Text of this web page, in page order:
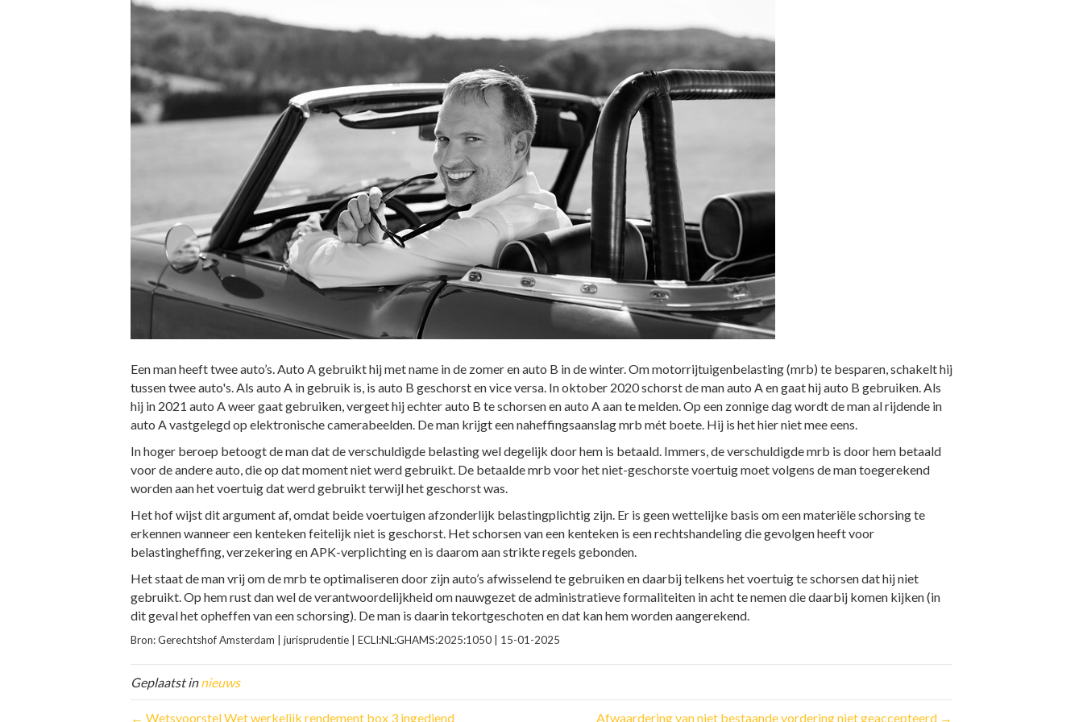
Een man heeft twee auto’s. Auto A gebruikt hij met name in de zomer en auto B in de winter. Om motorrijtuigenbelasting (mrb) te besparen, schakelt hij
tussen twee auto's. Als auto A in gebruik is, is auto B geschorst en vice versa. In oktober 2020 schorst de man auto A en gaat hij auto B gebruiken. Als
hij in 2021 auto A weer gaat gebruiken, vergeet hij echter auto B te schorsen en auto A aan te melden. Op een zonnige dag wordt de man al rijdende in
auto A vastgelegd op elektronische camerabeelden. De man krijgt een naheffingsaanslag mrb mét boete. Hij is het hier niet mee eens.
In hoger beroep betoogt de man dat de verschuldigde belasting wel degelijk door hem is betaald. Immers, de verschuldigde mrb is door hem betaald
voor de andere auto, die op dat moment niet werd gebruikt. De betaalde mrb voor het niet-geschorste voertuig moet volgens de man toegerekend
worden aan het voertuig dat werd gebruikt terwijl het geschorst was.
Het hof wijst dit argument af, omdat beide voertuigen afzonderlijk belastingplichtig zijn. Er is geen wettelijke basis om een materiële schorsing te
erkennen wanneer een kenteken feitelijk niet is geschorst. Het schorsen van een kenteken is een rechtshandeling die gevolgen heeft voor
belastingheffing, verzekering en APK-verplichting en is daarom aan strikte regels gebonden.
Het staat de man vrij om de mrb te optimaliseren door zijn auto’s afwisselend te gebruiken en daarbij telkens het voertuig te schorsen dat hij niet
gebruikt. Op hem rust dan wel de verantwoordelijkheid om nauwgezet de administratieve formaliteiten in acht te nemen die daarbij komen kijken (in
dit geval het opheffen van een schorsing). De man is daarin tekortgeschoten en dat kan hem worden aangerekend.
Bron: Gerechtshof Amsterdam | jurisprudentie | ECLI:NL:GHAMS:2025:1050 | 15-01-2025
Geplaatst innieuws
← Wetsvoorstel Wet werkelijk rendement box 3 ingediend Afwaardering van niet bestaande vordering niet geaccepteerd →